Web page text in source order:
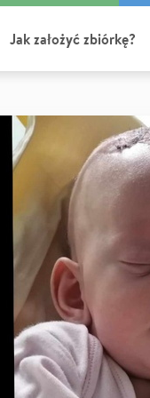
Jak założyć zbiórkę?